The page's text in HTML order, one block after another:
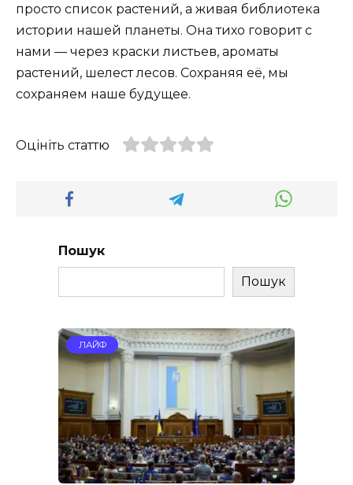
просто список растений, а живая библиотека
истории нашей планеты. Она тихо говорит с
нами — через краски листьев, ароматы
растений, шелест лесов. Сохраняя её, мы
сохраняем наше будущее.
Оцініть статтю
Пошук
Пошук
ЛАЙФ